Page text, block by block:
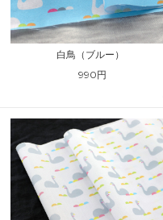
白鳥（ブルー）
990円